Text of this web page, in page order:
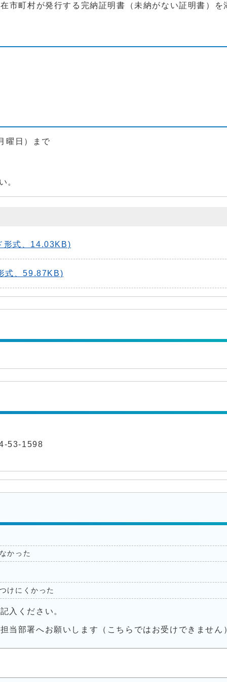
町村が発行する完納証明書（未納がない証明書）を
曜日）まで
。
形式、14.03KB)
式、59.87KB)
53-1598
かった
けにくかった
入ください。
当部署へお願いします（こちらではお受けできませ